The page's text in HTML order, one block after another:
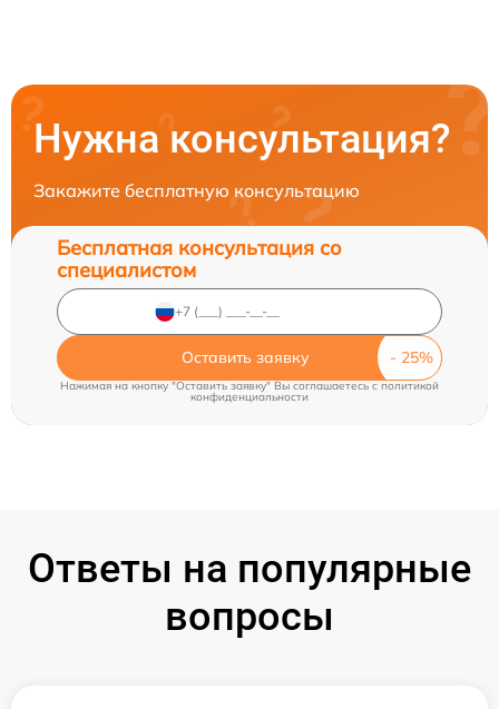
Нужна консультация?
Закажите бесплатную консультацию
Бесплатная консультация со
специалистом
Оставить заявку
Нажимая на кнопку "Оставить заявку" Вы соглашаетесь cполитикой
конфиденциальности
Ответы на популярные
вопросы